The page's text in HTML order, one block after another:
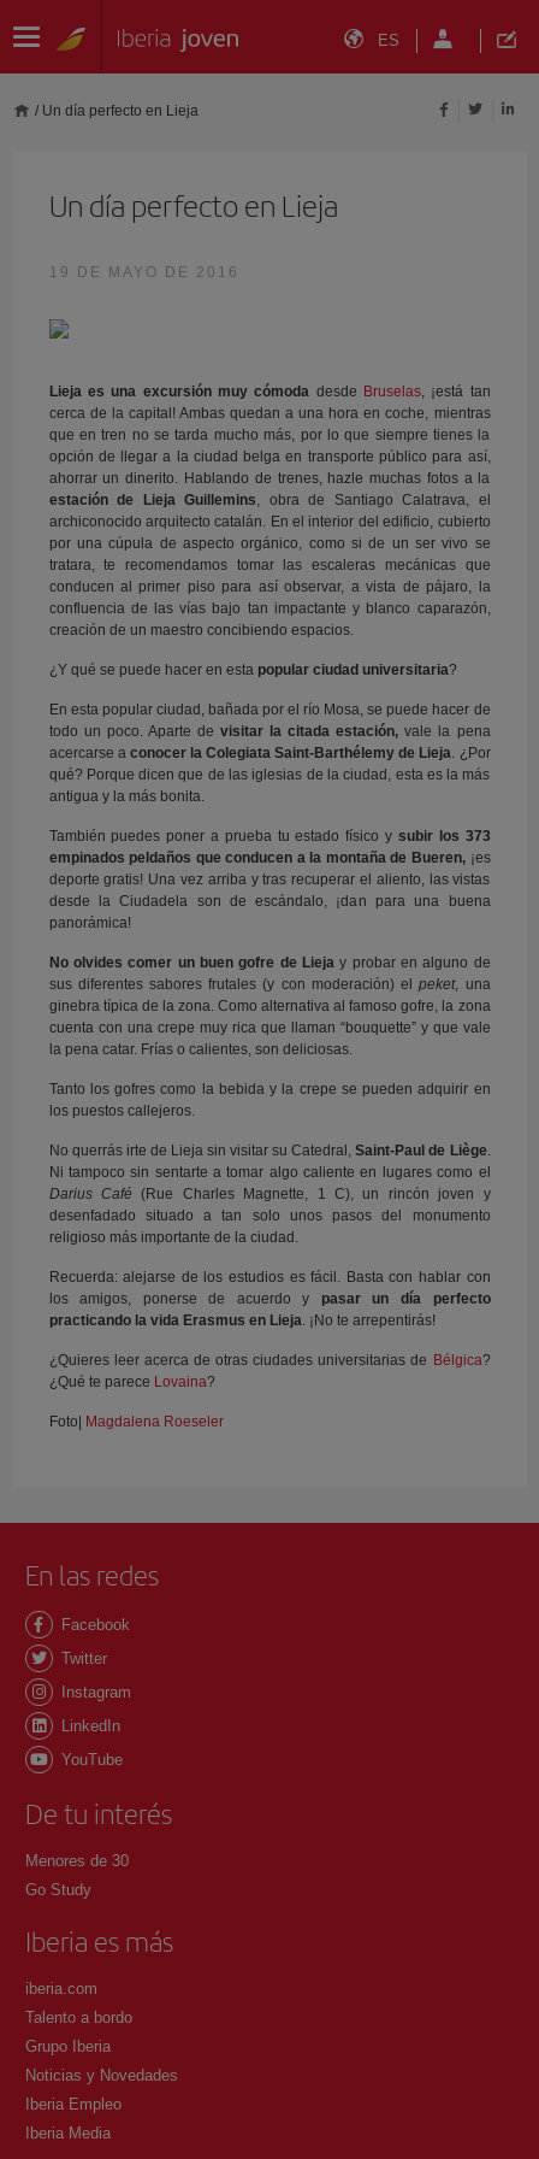
ES
/ Un día perfecto en Lieja
Un día perfecto en Lieja
19 DE MAYO DE 2016
Lieja es una excursión muy cómoda desde Bruselas, ¡está tan
cerca de la capital! Ambas quedan a una hora en coche, mientras
que en tren no se tarda mucho más, por lo que siempre tienes la
opción de llegar a la ciudad belga en transporte público para así,
ahorrar un dinerito. Hablando de trenes, hazle muchas fotos a la
estación de Lieja Guillemins, obra de Santiago Calatrava, el
archiconocido arquitecto catalán. En el interior del edificio, cubierto
por una cúpula de aspecto orgánico, como si de un ser vivo se
tratara, te recomendamos tomar las escaleras mecánicas que
conducen al primer piso para así observar, a vista de pájaro, la
confluencia de las vías bajo tan impactante y blanco caparazón,
creación de un maestro concibiendo espacios.
¿Y qué se puede hacer en esta popular ciudad universitaria?
En esta popular ciudad, bañada por el río Mosa, se puede hacer de
todo un poco. Aparte de visitar la citada estación,vale la pena
acercarse a conocer la Colegiata Saint-Barthélemy de Lieja. ¿Por
qué? Porque dicen que de las iglesias de la ciudad, esta es la más
antigua y la más bonita.
También puedes poner a prueba tu estado físico y subir los 373
empinados peldaños que conducen a la montaña de Bueren, ¡es
deporte gratis! Una vez arriba y tras recuperar el aliento, las vistas
desde la Ciudadela son de escándalo, ¡dan para una buena
panorámica!
No olvides comer un buen gofre de Liejay probar en alguno de
sus diferentes sabores frutales (y con moderación) elpeket, una
ginebra típica de la zona. Como alternativa al famoso gofre, la zona
cuenta con una crepe muy rica que llaman “bouquette” y que vale
la pena catar. Frías o calientes, son deliciosas.
Tanto los gofres como la bebida y la crepe se pueden adquirir en
los puestos callejeros.
No querrás irte de Lieja sin visitar su Catedral,Saint-Paul de Liège.
Ni tampoco sin sentarte a tomar algo caliente en lugares como el
Darius Café (Rue Charles Magnette, 1 C), un rincón joven y
desenfadado situado a tan solo unos pasos del monumento
religioso más importante de la ciudad.
Recuerda: alejarse de los estudios es fácil. Basta con hablar con
los amigos, ponerse de acuerdo y pasar un día perfecto
practicando la vida Erasmus en Lieja. ¡No te arrepentirás!
¿Quieres leer acerca de otras ciudades universitarias de Bélgica?
¿Qué te parece Lovaina?
Foto| Magdalena Roeseler
En las redes
Facebook
Twitter
Instagram
LinkedIn
YouTube
De tu interés
Menores de 30
Go Study
Iberia es más
iberia.com
Talento a bordo
Grupo Iberia
Noticias y Novedades
Iberia Empleo
Iberia Media